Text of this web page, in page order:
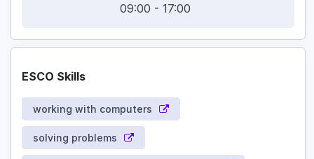
09:00 - 17:00
ESCO Skills
working with computers
solving problems